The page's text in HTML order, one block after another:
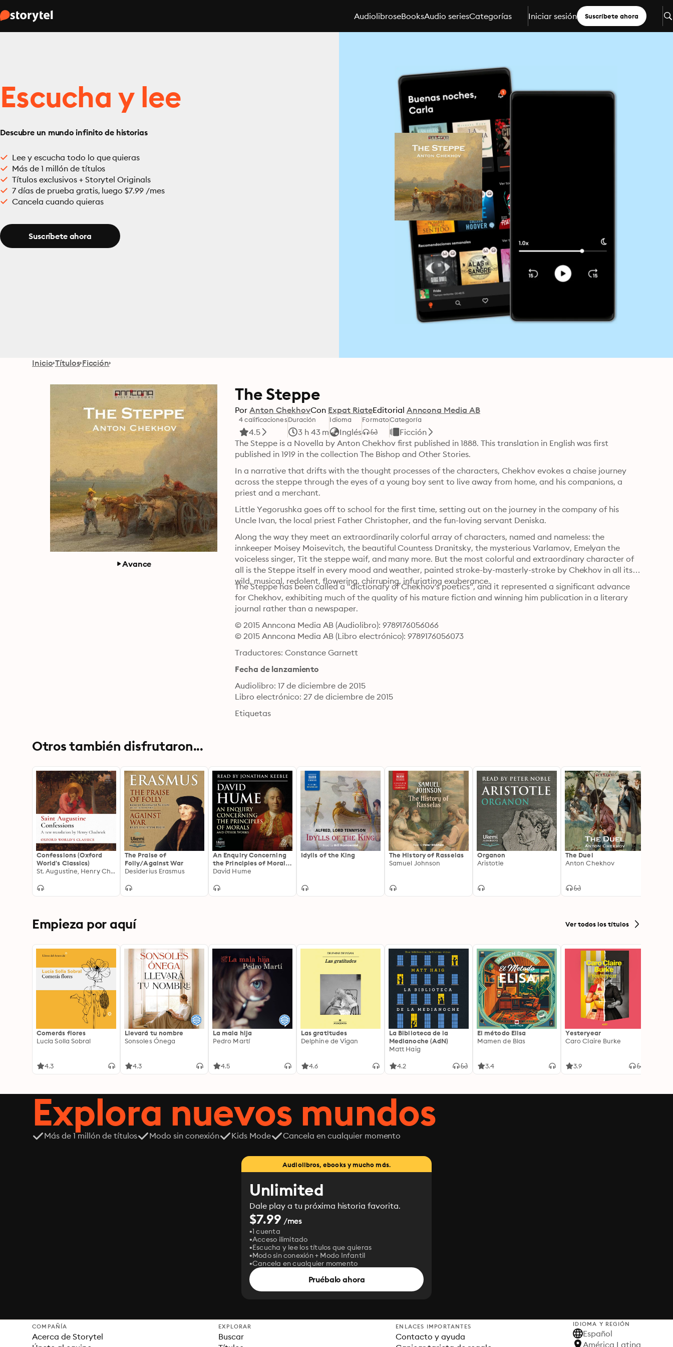
AudiolibroseBooksAudio seriesCategorías Iniciar sesión Suscríbete ahora
Escucha y lee
Descubre un mundo infinito de historias
Lee y escucha todo lo que quieras
Más de 1 millón de títulos
Títulos exclusivos + Storytel Originals
7 días de prueba gratis, luego $7.99 /mes
Cancela cuando quieras
Suscríbete ahora
Inicio Títulos Ficción
Avance
The Steppe
Por Anton ChekhovCon Expat RiateEditorial Anncona Media AB
4 calificaciones
4.5
Duración
3 h 43 m
Idioma
Inglés
FormatoCategoría
Ficción
The Steppe is a Novella by Anton Chekhov first published in 1888. This translation in English was first
published in 1919 in the collection The Bishop and Other Stories.
In a narrative that drifts with the thought processes of the characters, Chekhov evokes a chaise journey
across the steppe through the eyes of a young boy sent to live away from home, and his companions, a
priest and a merchant.
Little Yegorushka goes off to school for the first time, setting out on the journey in the company of his
Uncle Ivan, the local priest Father Christopher, and the fun-loving servant Deniska.
Along the way they meet an extraordinarily colorful array of characters, named and nameless: the
innkeeper Moisey Moisevitch, the beautiful Countess Dranitsky, the mysterious Varlamov, Emelyan the
voiceless singer, Tit the steppe waif, and many more. But the most colorful and extraordinary character of
all is the Steppe itself in every mood and weather, painted stroke-by-masterly-stroke by Chekhov in all its
wild, musical, redolent, flowering, chirruping, infuriating exuberance.
The Steppe has been called a "dictionary of Chekhov's poetics", and it represented a significant advance
for Chekhov, exhibiting much of the quality of his mature fiction and winning him publication in a literary
journal rather than a newspaper.
© 2015 Anncona Media AB (Audiolibro): 9789176056066
© 2015 Anncona Media AB (Libro electrónico): 9789176056073
Traductores: Constance Garnett
Fecha de lanzamiento
Audiolibro: 17 de diciembre de 2015
Libro electrónico: 27 de diciembre de 2015
Etiquetas
Otros también disfrutaron...
Confessions (Oxford
World's Classics)
St. Augustine, Henry Chadwick
The Praise of
Folly/Against War
Desiderius Erasmus
An Enquiry Concerning
the Principles of Morals
and Other Works
David Hume
Idylls of the King
The History of Rasselas
Samuel Johnson
Organon
Aristotle
The Duel
Anton Chekhov
Empieza por aquí Ver todos los títulos
Comerás flores
Lucía Solla Sobral
4.3
Llevará tu nombre
Sonsoles Ónega
4.3
La mala hija
Pedro Martí
4.5
Las gratitudes
Delphine de Vigan
4.6
La Biblioteca de la
Medianoche (AdN)
Matt Haig
4.2
El método Elisa
Mamen de Blas
3.4
Yesteryear
Caro Claire Burke
3.9
Explora nuevos mundos
Más de 1 millón de títulos Modo sin conexión Kids Mode Cancela en cualquier momento
Audiolibros, ebooks y mucho más.
Unlimited
Dale play a tu próxima historia favorita.
$7.99 /mes
1 cuenta
Acceso ilimitado
Escucha y lee los títulos que quieras
Modo sin conexión + Modo Infantil
Cancela en cualquier momento
Pruébalo ahora
COMPAÑÍA
Acerca de Storytel
EXPLORAR
Buscar
ENLACES IMPORTANTES
Contacto y ayuda
IDIOMA Y REGIÓN
Español
América Latina